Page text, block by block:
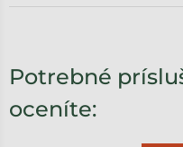
Potrebné
oceníte: